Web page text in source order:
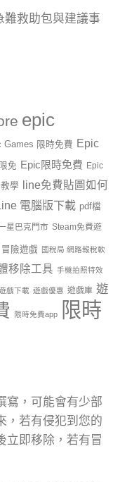
難救助包與建議事
epic
Games 限時免費 Epic
免 Epic限時免費 Epic
學
line免費貼圖如何
電腦版下載 pdf檔
星巴克門市 Steam免費遊
冒險遊戲 國稅局 網路報稅軟
移除工具 手機拍照特效
戲下載 遊戲優惠 遊戲庫 遊
限時免費app
限時
寫，可能會有少部
，若有侵犯到您的
立即移除，若有冒